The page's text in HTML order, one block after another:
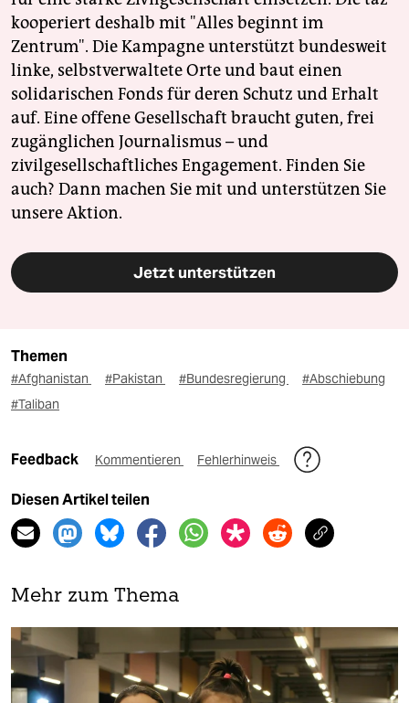
kooperiert deshalb mit "Alles beginnt im
Zentrum". Die Kampagne unterstützt bundesweit
linke, selbstverwaltete Orte und baut einen
solidarischen Fonds für deren Schutz und Erhalt
auf. Eine offene Gesellschaft braucht guten, frei
zugänglichen Journalismus – und
zivilgesellschaftliches Engagement. Finden Sie
auch? Dann machen Sie mit und unterstützen Sie
unsere Aktion.
Jetzt unterstützen
Themen
#Afghanistan #Pakistan #Bundesregierung
#Abschiebung
#Taliban
Feedback Kommentieren Fehlerhinweis
Diesen Artikel teilen
Mehr zum Thema